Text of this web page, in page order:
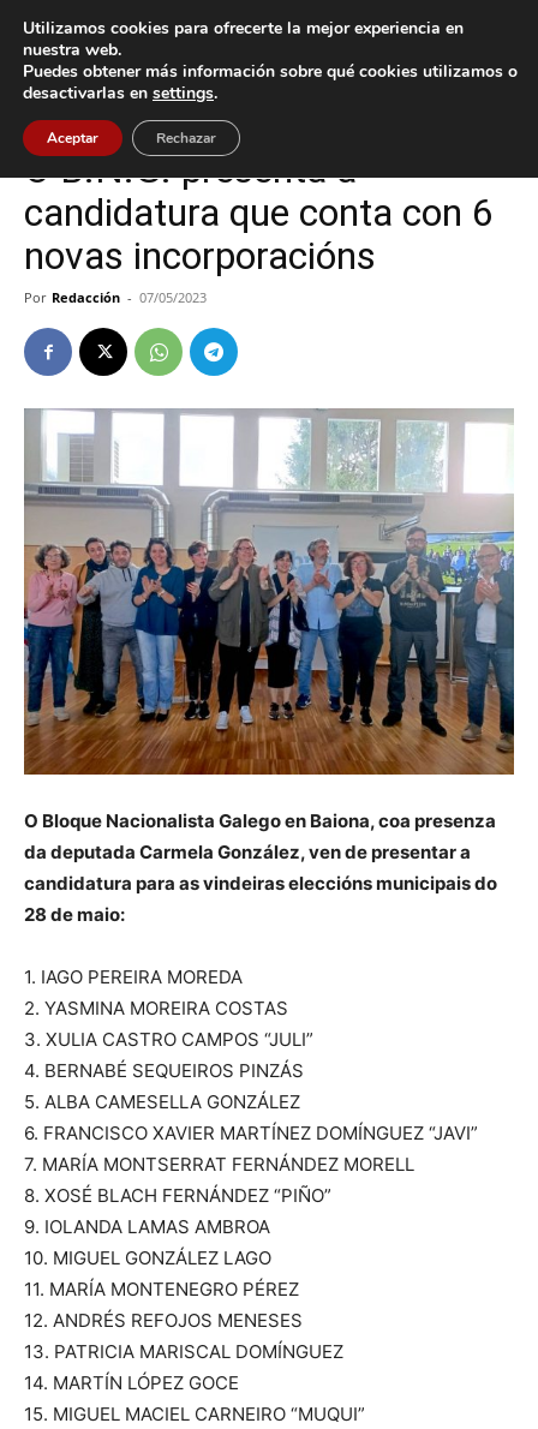
Inicio Baiona
Baiona Política
O B.N.G. presenta a
candidatura que conta con 6
novas incorporacións
Por Redacción - 07/05/2023
O Bloque Nacionalista Galego en Baiona, coa presenza
da deputada Carmela González, ven de presentar a
candidatura para as vindeiras eleccións municipais do
28 de maio:
1. IAGO PEREIRA MOREDA
2. YASMINA MOREIRA COSTAS
3. XULIA CASTRO CAMPOS “JULI”
4. BERNABÉ SEQUEIROS PINZÁS
5. ALBA CAMESELLA GONZÁLEZ
6. FRANCISCO XAVIER MARTÍNEZ DOMÍNGUEZ “JAVI”
7. MARÍA MONTSERRAT FERNÁNDEZ MORELL
8. XOSÉ BLACH FERNÁNDEZ “PIÑO”
9. IOLANDA LAMAS AMBROA
10. MIGUEL GONZÁLEZ LAGO
11. MARÍA MONTENEGRO PÉREZ
12. ANDRÉS REFOJOS MENESES
13. PATRICIA MARISCAL DOMÍNGUEZ
14. MARTÍN LÓPEZ GOCE
15. MIGUEL MACIEL CARNEIRO “MUQUI”
Utilizamos cookies para ofrecerte la mejor experiencia en
nuestra web.
Puedes obtener más información sobre qué cookies utilizamos o
desactivarlas en settings.
Aceptar Rechazar